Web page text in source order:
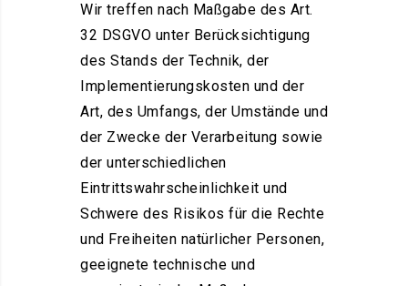
Wir treffen nach Maßgabe des Art.
32 DSGVO unter Berücksichtigung
des Stands der Technik, der
Implementierungskosten und der
Art, des Umfangs, der Umstände und
der Zwecke der Verarbeitung sowie
der unterschiedlichen
Eintrittswahrscheinlichkeit und
Schwere des Risikos für die Rechte
und Freiheiten natürlicher Personen,
geeignete technische und